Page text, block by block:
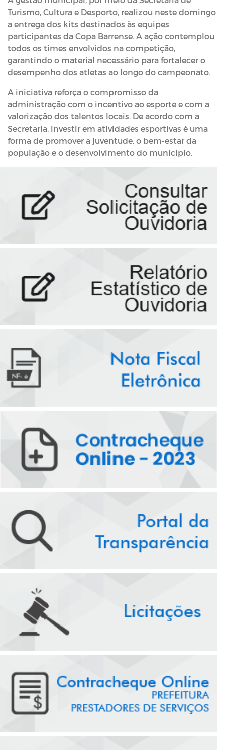
Turismo, Cultura e Desporto, realizou neste domingo
a entrega dos kits destinados às equipes
participantes da Copa Barrense. A ação contemplou
todos os times envolvidos na competição,
garantindo o material necessário para fortalecer o
desempenho dos atletas ao longo do campeonato.
A iniciativa reforça o compromisso da
administração com o incentivo ao esporte e com a
valorização dos talentos locais. De acordo com a
Secretaria, investir em atividades esportivas é uma
forma de promover a juventude, o bem-estar da
população e o desenvolvimento do município.